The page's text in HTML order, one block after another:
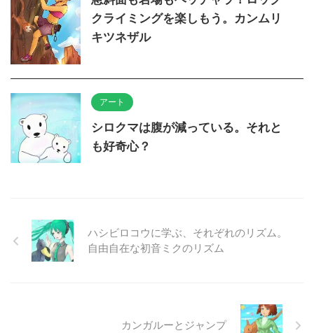
クライミングを楽しもう。カンムリ
キツネザル
アート
シロクマは腹が減っている。それと
も好奇心？
ハシビロコウに学ぶ、それぞれのリズム。
自由自在な初音ミクのリズム
カンガルーとジャンプ